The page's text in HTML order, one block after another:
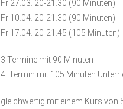
Fr 27.03. 20-21.30 (90 Minuten)
Fr 10.04. 20-21.30 (90 Minuten)
Fr 17.04. 20-21.45 (105 Minuten)
3 Termine mit 90 Minuten
4. Termin mit 105 Minuten
gleichwertig mit einem Kurs von